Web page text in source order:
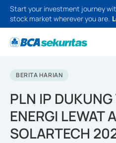
Start your investment journey
stock market wherever you are.
BERITA HARIAN
PLN IP
ENERGI LEWAT
SOLARTECH